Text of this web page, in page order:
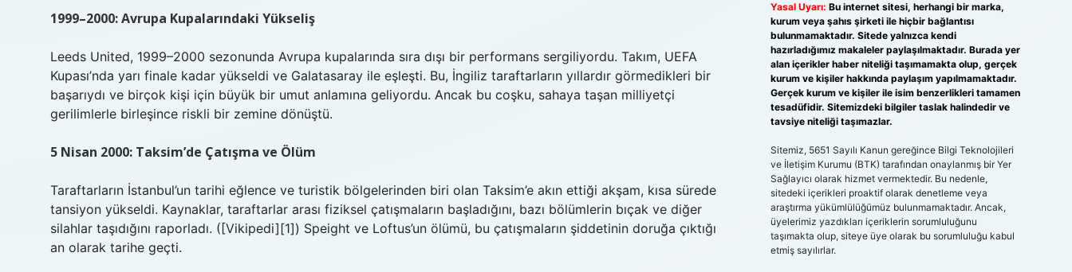
1999–2000: Avrupa Kupalarındaki Yükseliş
Leeds United, 1999–2000 sezonunda Avrupa kupalarında sıra dışı bir performans sergiliyordu. Takım, UEFA
Kupası’nda yarı finale kadar yükseldi ve Galatasaray ile eşleşti. Bu, İngiliz taraftarların yıllardır görmedikleri bir
başarıydı ve birçok kişi için büyük bir umut anlamına geliyordu. Ancak bu coşku, sahaya taşan milliyetçi
gerilimlerle birleşince riskli bir zemine dönüştü.
5 Nisan 2000: Taksim’de Çatışma ve Ölüm
Taraftarların İstanbul’un tarihi eğlence ve turistik bölgelerinden biri olan Taksim’e akın ettiği akşam, kısa sürede
tansiyon yükseldi. Kaynaklar, taraftarlar arası fiziksel çatışmaların başladığını, bazı bölümlerin bıçak ve diğer
silahlar taşıdığını raporladı. ([Vikipedi][1]) Speight ve Loftus’un ölümü, bu çatışmaların şiddetinin doruğa çıktığı
an olarak tarihe geçti.
Yasal Uyarı: Bu internet sitesi, herhangi bir marka,
kurum veya şahıs şirketi ile hiçbir bağlantısı
bulunmamaktadır. Sitede yalnızca kendi
hazırladığımız makaleler paylaşılmaktadır. Burada yer
alan içerikler haber niteliği taşımamakta olup, gerçek
kurum ve kişiler hakkında paylaşım yapılmamaktadır.
Gerçek kurum ve kişiler ile isim benzerlikleri tamamen
tesadüfidir. Sitemizdeki bilgiler taslak halindedir ve
tavsiye niteliği taşımazlar.
Sitemiz, 5651 Sayılı Kanun gereğince Bilgi Teknolojileri
ve İletişim Kurumu (BTK) tarafından onaylanmış bir Yer
Sağlayıcı olarak hizmet vermektedir. Bu nedenle,
sitedeki içerikleri proaktif olarak denetleme veya
araştırma yükümlülüğümüz bulunmamaktadır. Ancak,
üyelerimiz yazdıkları içeriklerin sorumluluğunu
taşımakta olup, siteye üye olarak bu sorumluluğu kabul
etmiş sayılırlar.